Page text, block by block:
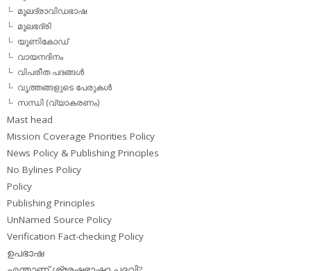
മൂലദ്രാവിഡഭാഷ
മൂലഭദ്രി
യൂണികോഡ്
വായനദിനം
വിപരീത പദങ്ങള്‍
വൃത്തങ്ങളുടെ പേരുകള്‍
സന്ധി (വ്യാകരണം)
Mast head
Mission Coverage Priorities Policy
News Policy & Publishing Principles
No Bylines Policy
Policy
Publishing Principles
UnNamed Source Policy
Verification Fact-checking Policy
ഉപഭാഷ